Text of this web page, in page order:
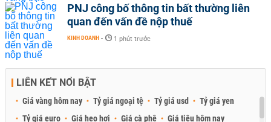
PNJ công bố thông tin bất thường liên
quan đến vấn đề nộp thuế
KINH DOANH - 1 phút trước
LIÊN KẾT NỔI BẬT
Giá vàng hôm nay Tỷ giá ngoại tệ Tỷ giá usd
Tỷ giá yen
Tỷ giá euro
Giá heo hơi Giá cà phê
Giá tiêu hôm nay